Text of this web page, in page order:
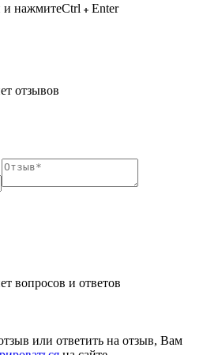
и нажмитеCtrl
Enter
отзывов
вопросов и ответов
или ответить на отзыв, Вам